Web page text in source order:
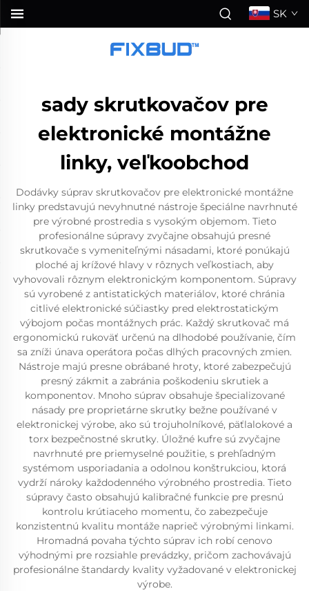
SK
sady skrutkovačov pre
elektronické montážne
linky, veľkoobchod
Dodávky súprav skrutkovačov pre elektronické montážne
linky predstavujú nevyhnutné nástroje špeciálne navrhnuté
pre výrobné prostredia s vysokým objemom. Tieto
profesionálne súpravy zvyčajne obsahujú presné
skrutkovače s vymeniteľnými násadami, ktoré ponúkajú
ploché aj krížové hlavy v rôznych veľkostiach, aby
vyhovovali rôznym elektronickým komponentom. Súpravy
sú vyrobené z antistatických materiálov, ktoré chránia
citlivé elektronické súčiastky pred elektrostatickým
výbojom počas montážnych prác. Každý skrutkovač má
ergonomickú rukoväť určenú na dlhodobé používanie, čím
sa zníži únava operátora počas dlhých pracovných zmien.
Nástroje majú presne obrábané hroty, ktoré zabezpečujú
presný zákmit a zabránia poškodeniu skrutiek a
komponentov. Mnoho súprav obsahuje špecializované
násady pre proprietárne skrutky bežne používané v
elektronickej výrobe, ako sú trojuholníkové, päťlalokové a
torx bezpečnostné skrutky. Úložné kufre sú zvyčajne
navrhnuté pre priemyselné použitie, s prehľadným
systémom usporiadania a odolnou konštrukciou, ktorá
vydrží nároky každodenného výrobného prostredia. Tieto
súpravy často obsahujú kalibračné funkcie pre presnú
kontrolu krútiaceho momentu, čo zabezpečuje
konzistentnú kvalitu montáže naprieč výrobnými linkami.
Hromadná povaha týchto súprav ich robí cenovo
výhodnými pre rozsiahle prevádzky, pričom zachovávajú
profesionálne štandardy kvality vyžadované v elektronickej
výrobe.